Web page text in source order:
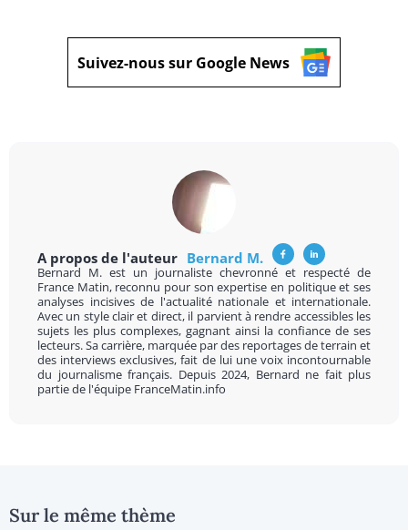
Suivez-nous sur Google News
A propos de l'auteur Bernard M.
Bernard M. est un journaliste chevronné et respecté de
France Matin, reconnu pour son expertise en politique et ses
analyses incisives de l'actualité nationale et internationale.
Avec un style clair et direct, il parvient à rendre accessibles les
sujets les plus complexes, gagnant ainsi la confiance de ses
lecteurs. Sa carrière, marquée par des reportages de terrain et
des interviews exclusives, fait de lui une voix incontournable
du journalisme français. Depuis 2024, Bernard ne fait plus
partie de l'équipe FranceMatin.info
Sur le même thème